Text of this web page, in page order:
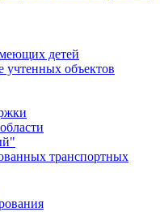
детей
учтенных объектов
транспортных